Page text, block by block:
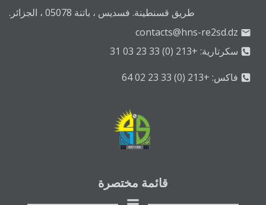
طريق قسنطينة. فسديس ، باتنة 05078 ، الجزائر.
contacts@hns-re2sd.dz
سكرتارية: +213 (0) 33 23 03 31
فاكس: +213 (0) 33 23 02 64
قائمة مختصرة